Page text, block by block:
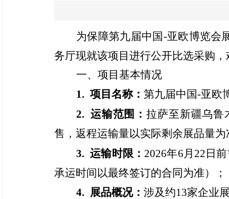
为保障第九届中国-亚欧博览会
务厅现就该项目进行公开比选采购
一、项目基本情况
1. 项目名称： 第九届中国-亚欧
2. 运输范围：拉萨至新疆乌鲁
售，返程运输量以实际剩余展品量为
3. 运输时限： 2026年6月22日
承运时间以最终签订的合同为准）；
4. 展品概况： 涉及约13家企业